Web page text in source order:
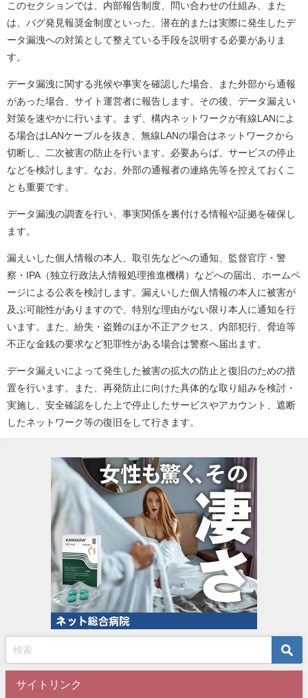
このセクションでは、内部報告制度、問い合わせの仕組み、また
は、バグ発見報奨金制度といった、潜在的または実際に発生したデ
ータ漏洩への対策として整えている手段を説明する必要がありま
す。
データ漏洩に関する兆候や事実を確認した場合、また外部から通報
があった場合、サイト運営者に報告します。その後、データ漏えい
対策を速やかに行います。まず、構内ネットワークが有線 LAN によ
る場合は LANケーブルを抜き、無線 LANの場合はネットワークから
切断し、二次被害の防止を行います。必要あらば、サービスの停止
などを検討します。なお、外部の通報者の連絡先等を控えておくこ
とも重要です。
データ漏洩の調査を行い、事実関係を裏付ける情報や証拠を確保し
ます。
漏えいした個人情報の本人、取引先などへの通知、監督官庁・警
察・
IPA （独立行政法人情報処理推進機構）などへの届出、ホームペ
ージによる公表を検討します。漏えいした個人情報の本人に被害が
及ぶ可能性がありますので、特別な理由がない限り本人に通知を行
います。また、紛失・盗難のほか不正アクセス、内部犯行、脅迫等
不正な金銭の要求など犯罪性がある場合は警察へ届出ます。
データ漏えいによって発生した被害の拡大の防止と復旧のための措
置を行います。また、再発防止に向けた具体的な取り組みを検討・
実施し、安全確認をした上で停止したサービスやアカウント、遮断
したネットワーク等の復旧をして行きます。
サイトリンク